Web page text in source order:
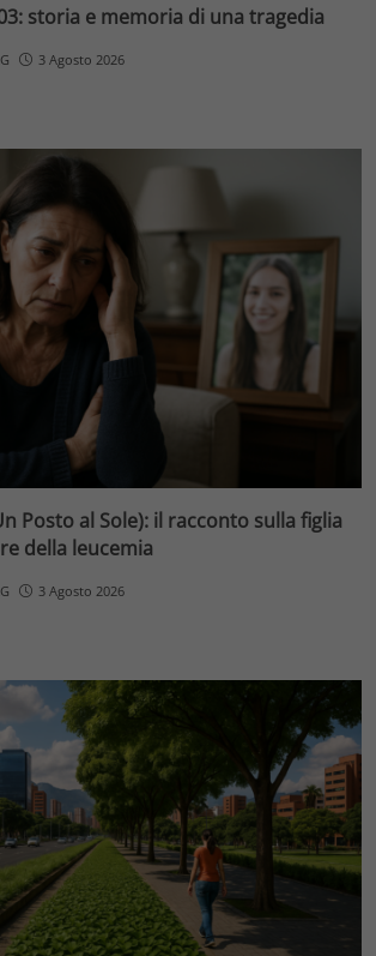
storia e memoria di una tragedia
3 Agosto 2026
Posto al Sole): il racconto sulla figlia
della leucemia
3 Agosto 2026